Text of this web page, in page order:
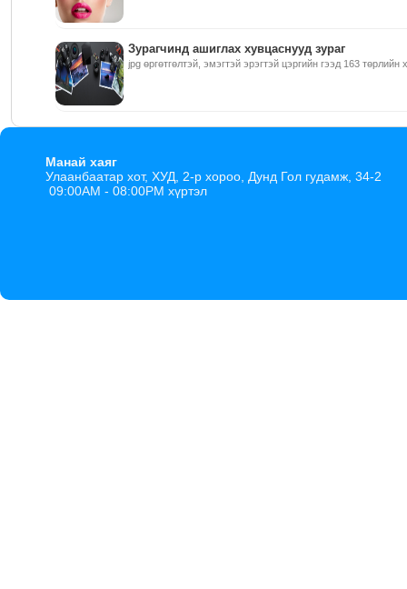
Зурагчинд ашиглах хувцаснууд зураг
jpg өргөтгөлтэй, эмэгтэй эрэгтэй цэргийн гээд 163 төрлийн
Манай хаяг
Улаанбаатар хот, ХУД, 2-р хороо, Дунд Гол гудамж, 34-2
09:00AM - 08:00PM хүртэл